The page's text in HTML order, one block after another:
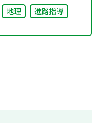
地理 進路指導